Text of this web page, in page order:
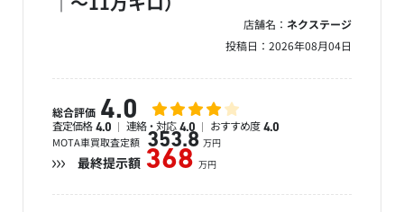
店舗名： ネクステージ
投稿日： 2026年08月04日
総合評価 4.0
査定価格 4.0 連絡・対応 4.0 おすすめ度 4.0
MOTA車買取査定額 353.8 万円
最終提示額 368 万円